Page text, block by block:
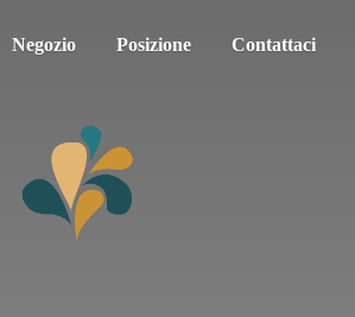
Negozio Posizione Contattaci